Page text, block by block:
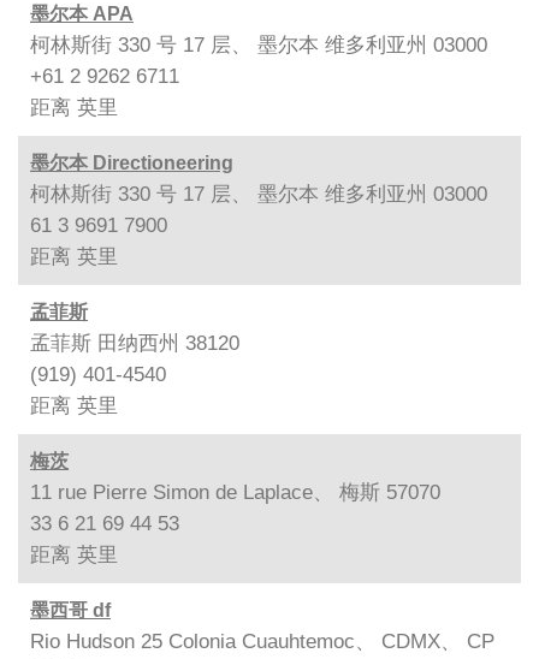
墨尔本 APA
柯林斯街 330 号 17 层、 墨尔本 维多利亚州 03000
+61 2 9262 6711
距离 英里
墨尔本 Directioneering
柯林斯街 330 号 17 层、 墨尔本 维多利亚州 03000
61 3 9691 7900
距离 英里
孟菲斯
孟菲斯 田纳西州 38120
(919) 401-4540
距离 英里
梅茨
11 rue Pierre Simon de Laplace、 梅斯 57070
33 6 21 69 44 53
距离 英里
墨西哥 df
Rio Hudson 25 Colonia Cuauhtemoc、 CDMX、 CP